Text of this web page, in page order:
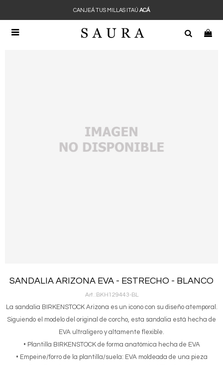

CANJEÁ TUS MILLAS ITAÚ ACÁ
SANDALIA ARIZONA EVA - ESTRECHO - BLANCO
BKH129443-BL
La sandalia BIRKENSTOCK Arizona es un icono con su diseño atemporal.
Siguiendo el modelo del original de corcho, esta sandalia está hecha de
EVA ultraligero y altamente flexible.
• Plantilla BIRKENSTOCK de forma anatómica hecha de EVA
• Empeine/forro de la plantilla/suela: EVA moldeada de una pieza